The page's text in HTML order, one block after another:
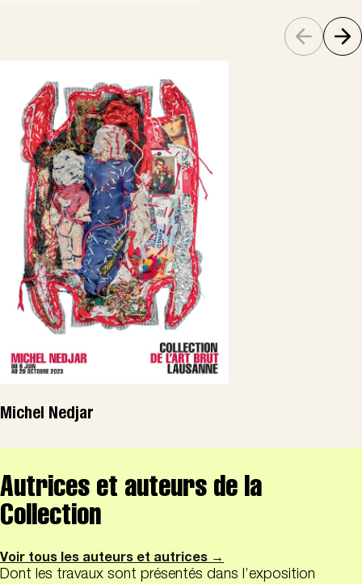
Michel Nedjar
Autrices et auteurs de la
Collection
Voir tous les auteurs et autrices →
Dont les travaux sont présentés dans l’exposition